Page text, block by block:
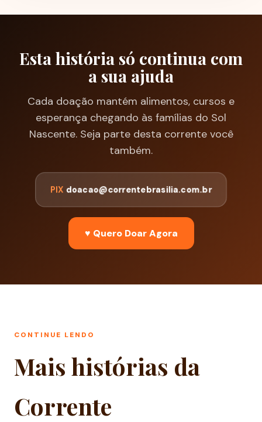
Esta história só continua com
a sua ajuda
Cada doação mantém alimentos, cursos e
esperança chegando às famílias do Sol
Nascente. Seja parte desta corrente você
também.
PIX doacao@correntebrasilia.com.br
♥ Quero Doar Agora
CONTINUE LENDO
Mais histórias da
Corrente